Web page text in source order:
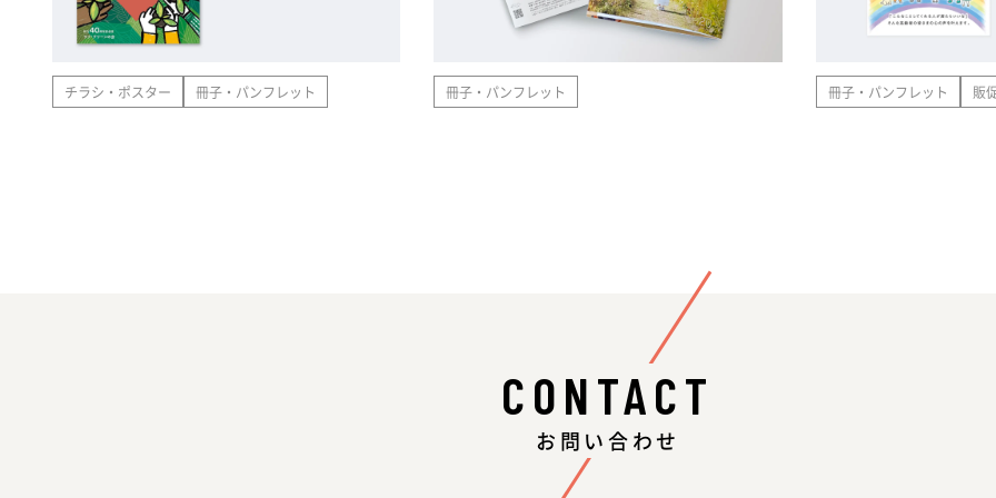
チラシ・ポスター 冊子・パンフレット 冊子・パンフレット 冊子・パンフレット 販
CONTACT
お問い合わせ